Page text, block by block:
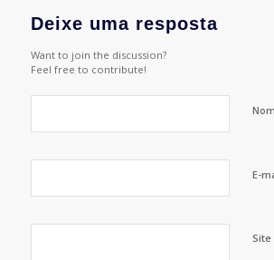
Deixe uma resposta
Want to join the discussion?
Feel free to contribute!
E-
Site